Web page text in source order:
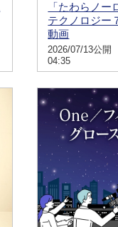
「たわらノ
テクノロジー
動画
2026/07/13公開
04:35